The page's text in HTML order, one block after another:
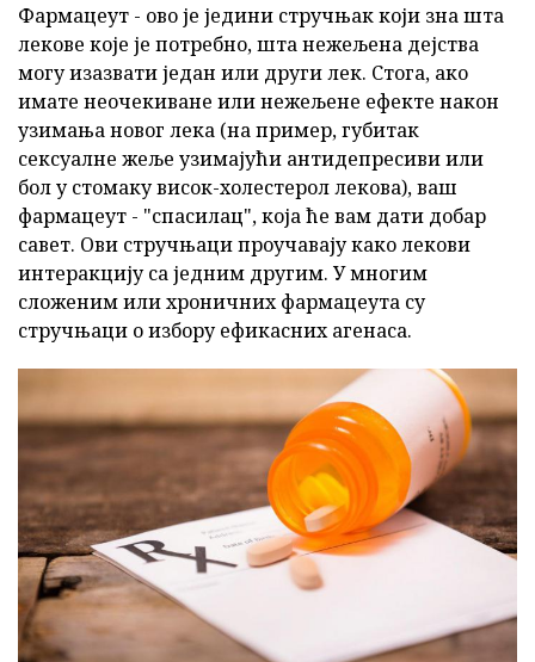
Фармацеут - ово је једини стручњак који зна шта
лекове које је потребно, шта нежељена дејства
могу изазвати један или други лек. Стога, ако
имате неочекиване или нежељене ефекте након
узимања новог лека (на пример, губитак
сексуалне жеље узимајући антидепресиви или
бол у стомаку висок-холестерол лекова), ваш
фармацеут - "спасилац", која ће вам дати добар
савет. Ови стручњаци проучавају како лекови
интеракцију са једним другим. У многим
сложеним или хроничних фармацеута су
стручњаци о избору ефикасних агенаса.